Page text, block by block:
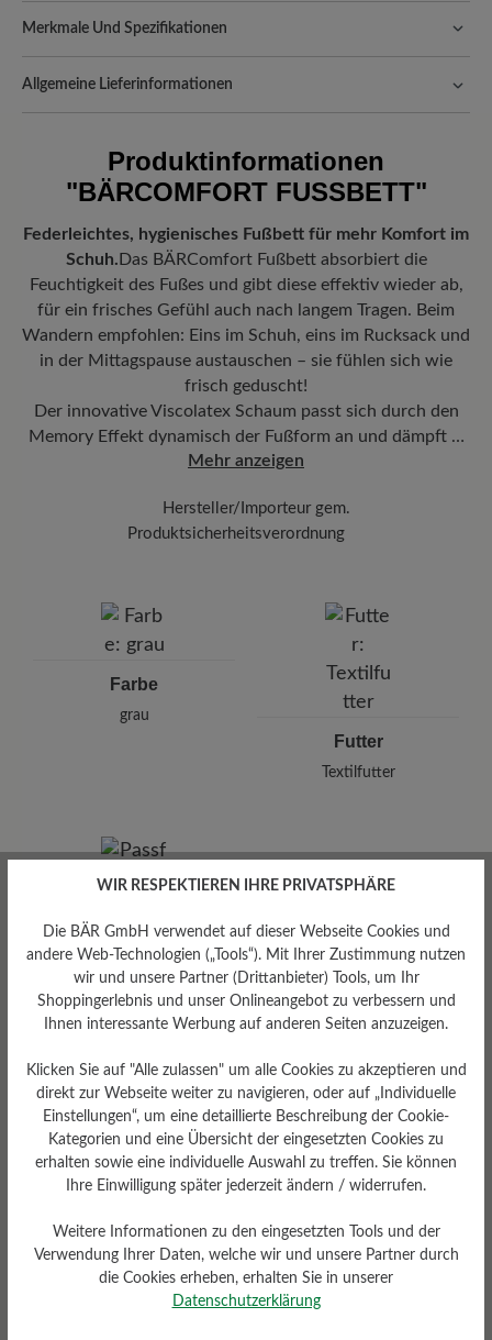
Merkmale Und Spezifikationen
Allgemeine Lieferinformationen
hinzugefügt – unabhängig vom Bestellwert.
Freuen Sie sich auf Ihr Paket!Sobald Ihre Bestellung unser Lager in
Mit der beigefügten Sendungsnummer können Sie genau
nachverfolgen, wo sich Ihr neues BÄR Lieblingsstück gerade
befindet.
Produktinformationen
"BÄRCOMFORT FUSSBETT"
Federleichtes, hygienisches Fußbett für mehr Komfort im
Schuh. Das BÄRComfort Fußbett absorbiert die
Feuchtigkeit des Fußes und gibt diese effektiv wieder ab,
für ein frisches Gefühl auch nach langem Tragen. Beim
Wandern empfohlen: Eins im Schuh, eins im Rucksack und
in der Mittagspause austauschen – sie fühlen sich wie
frisch geduscht!
Der innovative Viscolatex Schaum passt sich durch den
Memory Effekt dynamisch der Fußform an und dämpft …
Mehr anzeigen
Hersteller/Importeur gem.
Produktsicherheitsverordnung
Sulina 22, 300516 Timisoara, Rumänien
E-Mail: info@arneplant.com
Farbe
grau
Futter
Textilfutter
Passform
Standard Passform
Bewertungen lesen
1 von 1 Bewertungen
WIR RESPEKTIEREN IHRE PRIVATSPHÄRE
Die BÄR GmbH verwendet auf dieser Webseite Cookies und
andere Web-Technologien („Tools“). Mit Ihrer Zustimmung nutzen
wir und unsere Partner (Drittanbieter) Tools, um Ihr
Shoppingerlebnis und unser Onlineangebot zu verbessern und
Ihnen interessante Werbung auf anderen Seiten anzuzeigen.
Klicken Sie auf "Alle zulassen" um alle Cookies zu akzeptieren und
direkt zur Webseite weiter zu navigieren, oder auf „Individuelle
Einstellungen“, um eine detaillierte Beschreibung der Cookie-
Kategorien und eine Übersicht der eingesetzten Cookies zu
erhalten sowie eine individuelle Auswahl zu treffen. Sie können
Ihre Einwilligung später jederzeit ändern / widerrufen.
Weitere Informationen zu den eingesetzten Tools und der
Verwendung Ihrer Daten, welche wir und unsere Partner durch
die Cookies erheben, erhalten Sie in unserer
Datenschutzerklärung